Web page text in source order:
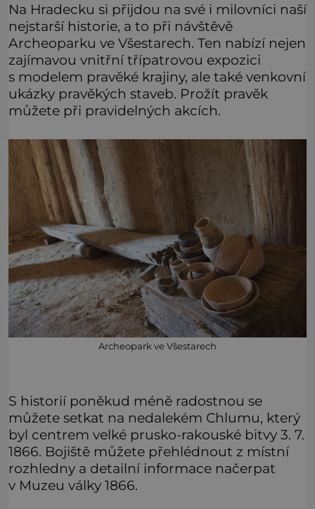
Na Hradecku si přijdou na své i milovníci naší
nejstarší historie, a to při návštěvě
Archeoparku ve Všestarech. Ten nabízí nejen
zajímavou vnitřní třípatrovou expozici
s modelem pravěké krajiny, ale také venkovní
ukázky pravěkých staveb. Prožít pravěk
můžete při pravidelných akcích.
Archeopark ve Všestarech
S historií poněkud méně radostnou se
můžete setkat na nedalekém Chlumu, který
byl centrem velké prusko-rakouské bitvy 3. 7.
1866. Bojiště můžete přehlédnout z místní
rozhledny a detailní informace načerpat
v Muzeu války 1866.